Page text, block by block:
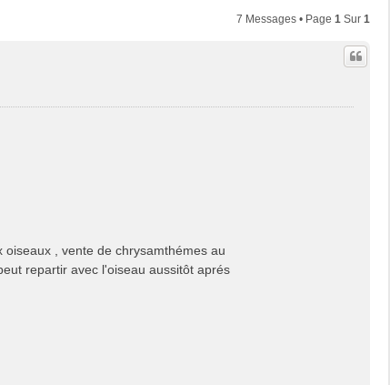
7 Messages • Page 1 Sur 1
, vente de chrysamthémes au
repartir avec l'oiseau aussitôt aprés